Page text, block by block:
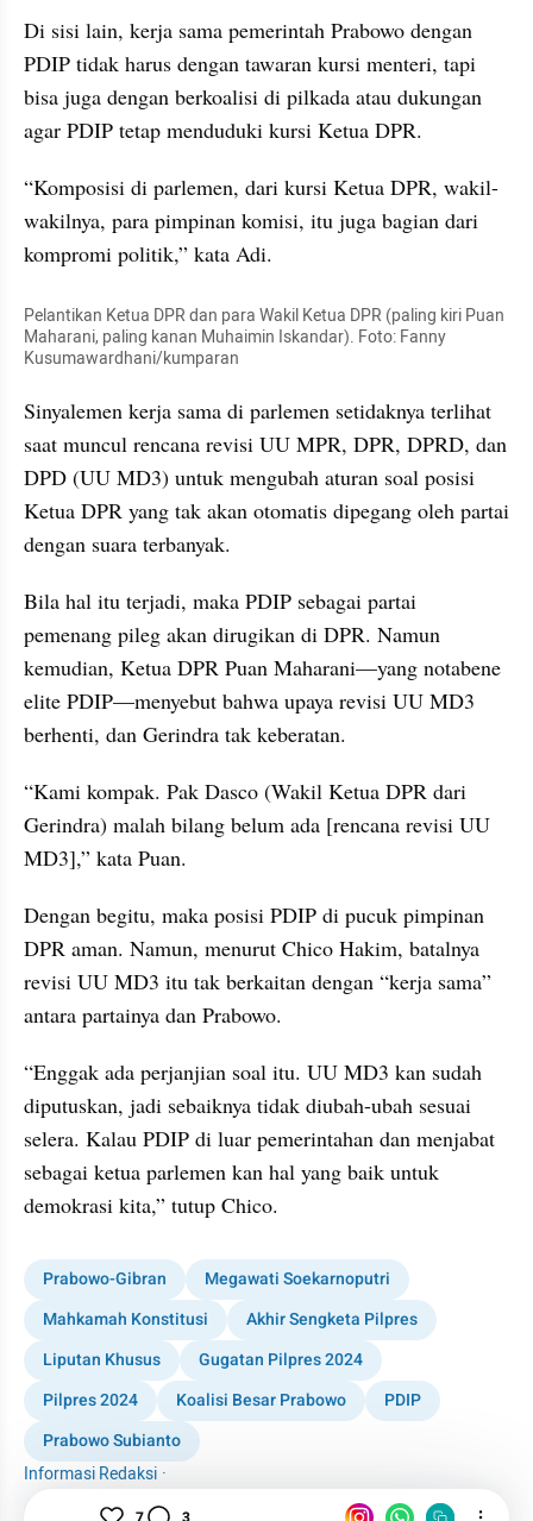
Di sisi lain, kerja sama pemerintah Prabowo dengan
PDIP tidak harus dengan tawaran kursi menteri, tapi
bisa juga dengan berkoalisi di pilkada atau dukungan
agar PDIP tetap menduduki kursi Ketua DPR.
“Komposisi di parlemen, dari kursi Ketua DPR, wakil-
wakilnya, para pimpinan komisi, itu juga bagian dari
kompromi politik,” kata Adi.
Pelantikan Ketua DPR dan para Wakil Ketua DPR (paling kiri Puan
Maharani, paling kanan Muhaimin Iskandar). Foto: Fanny
Kusumawardhani/kumparan
Sinyalemen kerja sama di parlemen setidaknya terlihat
saat muncul rencana revisi UU MPR, DPR, DPRD, dan
DPD (UU MD3) untuk mengubah aturan soal posisi
Ketua DPR yang tak akan otomatis dipegang oleh partai
dengan suara terbanyak.
Bila hal itu terjadi, maka PDIP sebagai partai
pemenang pileg akan dirugikan di DPR. Namun
kemudian, Ketua DPR Puan Maharani—yang notabene
elite PDIP—menyebut bahwa upaya revisi UU MD3
berhenti, dan Gerindra tak keberatan.
“Kami kompak. Pak Dasco (Wakil Ketua DPR dari
Gerindra) malah bilang belum ada [rencana revisi UU
MD3],” kata Puan.
Dengan begitu, maka posisi PDIP di pucuk pimpinan
DPR aman. Namun, menurut Chico Hakim, batalnya
revisi UU MD3 itu tak berkaitan dengan “kerja sama”
antara partainya dan Prabowo.
“Enggak ada perjanjian soal itu. UU MD3 kan sudah
diputuskan, jadi sebaiknya tidak diubah-ubah sesuai
selera. Kalau PDIP di luar pemerintahan dan menjabat
sebagai ketua parlemen kan hal yang baik untuk
demokrasi kita,” tutup Chico.
Prabowo-Gibran
Megawati Soekarnoputri
Mahkamah Konstitusi
Akhir Sengketa Pilpres
Liputan Khusus
Gugatan Pilpres 2024
Pilpres 2024
Koalisi Besar Prabowo
PDIP
Prabowo Subianto
Informasi Redaksi ·
Tim Editor